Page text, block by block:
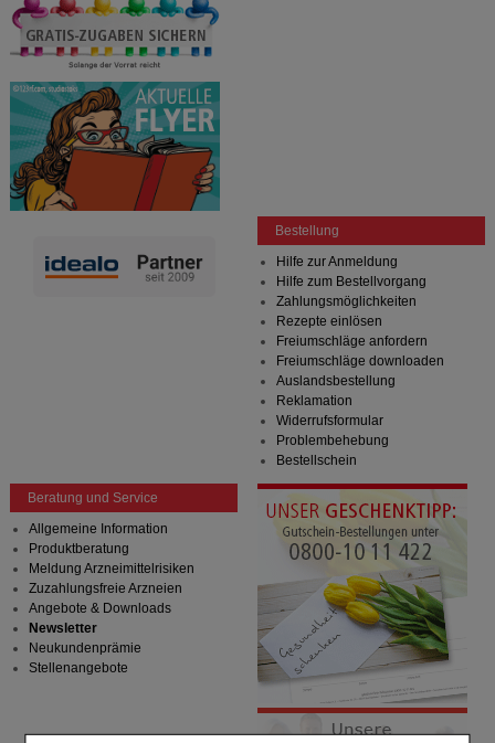
Bestellung
Hilfe zur Anmeldung
Hilfe zum Bestellvorgang
Zahlungsmöglichkeiten
Rezepte einlösen
Freiumschläge anfordern
Freiumschläge downloaden
Auslandsbestellung
Reklamation
Widerrufsformular
Problembehebung
Bestellschein
Beratung und Service
Allgemeine Information
Produktberatung
Meldung Arzneimittelrisiken
Zuzahlungsfreie Arzneien
Angebote & Downloads
Newsletter
Neukundenprämie
Stellenangebote